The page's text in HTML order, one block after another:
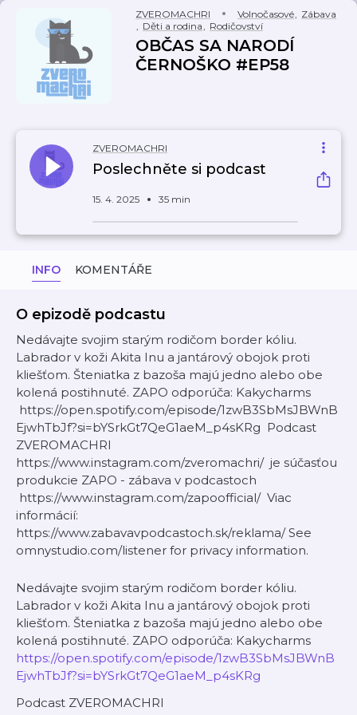
ZVEROMACHRI Volnočasové, Zábava
, Děti a rodina, Rodičovství
OBČAS SA NARODÍ
ČERNOŠKO #EP58
ZVEROMACHRI
Poslechněte si podcast
15. 4. 2025 35 min
INFO KOMENTÁŘE
O epizodě podcastu
Nedávajte svojim starým rodičom border kóliu.
Labrador v koži Akita Inu a jantárový obojok proti
kliešťom. Šteniatka z bazoša majú jedno alebo obe
kolená postihnuté. ZAPO odporúča: Kakycharms
https://open.spotify.com/episode/1zwB3SbMsJBWnB
EjwhTbJf?si=bYSrkGt7QeG1aeM_p4sKRg Podcast
ZVEROMACHRI
https://www.instagram.com/zveromachri/ je súčasťou
produkcie ZAPO - zábava v podcastoch
https://www.instagram.com/zapoofficial/ Viac
informácií:
https://www.zabavavpodcastoch.sk/reklama/ See
omnystudio.com/listener for privacy information.
Nedávajte svojim starým rodičom border kóliu.
Labrador v koži Akita Inu a jantárový obojok proti
kliešťom. Šteniatka z bazoša majú jedno alebo obe
kolená postihnuté. ZAPO odporúča: Kakycharms
https://open.spotify.com/episode/1zwB3SbMsJBWnB
EjwhTbJf?si=bYSrkGt7QeG1aeM_p4sKRg
Podcast ZVEROMACHRI